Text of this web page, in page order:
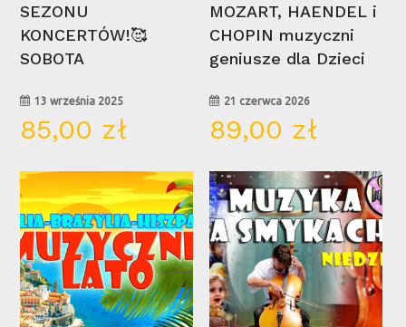
SEZONU
KONCERTÓW!🥰
SOBOTA
13 września 2025
85,00 zł
MOZART, HAENDEL i
CHOPIN muzyczni
geniusze dla Dzieci
21 czerwca 2026
89,00 zł
15
cze
29
wrz